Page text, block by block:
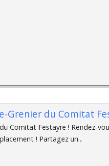
Grenier du Comitat
Comitat Festayre ! Rendez-
! Partagez un...